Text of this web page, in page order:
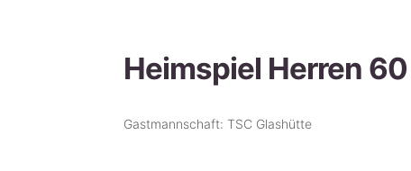
Heimspiel Herren
Gastmannschaft: TSC Glashütte